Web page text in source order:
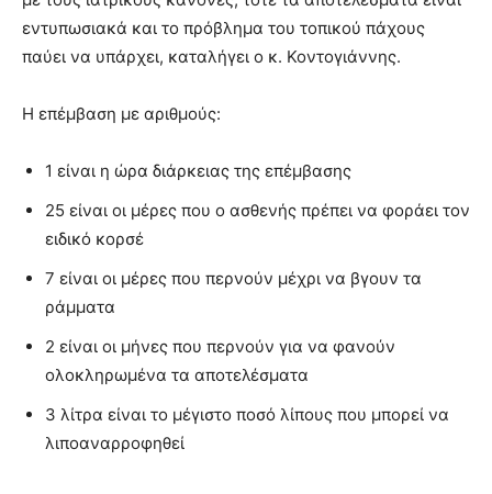
εντυπωσιακά και το πρόβλημα του τοπικού πάχους
παύει να υπάρχει, καταλήγει ο κ. Κοντογιάννης.
Η επέμβαση με αριθμούς:
1 είναι η ώρα διάρκειας της επέμβασης
25 είναι οι μέρες που ο ασθενής πρέπει να φοράει τον
ειδικό κορσέ
7 είναι οι μέρες που περνούν μέχρι να βγουν τα
ράμματα
2 είναι οι μήνες που περνούν για να φανούν
ολοκληρωμένα τα αποτελέσματα
3 λίτρα είναι το μέγιστο ποσό λίπους που μπορεί να
λιποαναρροφηθεί